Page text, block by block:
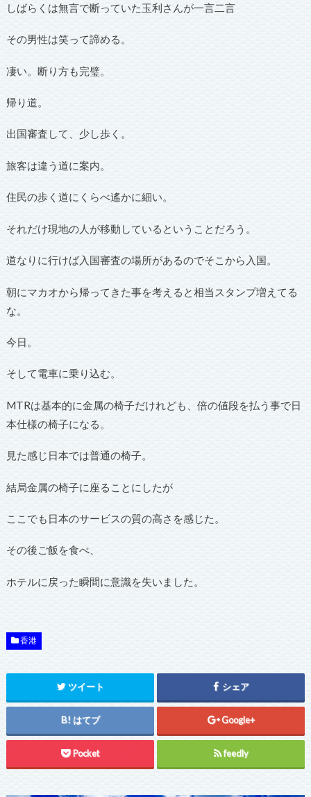
しばらくは無言で断っていた玉利さんが一言二言
その男性は笑って諦める。
凄い。断り方も完璧。
帰り道。
出国審査して、少し歩く。
旅客は違う道に案内。
住民の歩く道にくらべ遙かに細い。
それだけ現地の人が移動しているということだろう。
道なりに行けば入国審査の場所があるのでそこから入国。
朝にマカオから帰ってきた事を考えると相当スタンプ増えてる
な。
今日。
そして電車に乗り込む。
MTRは基本的に金属の椅子だけれども、倍の値段を払う事で日
本仕様の椅子になる。
見た感じ日本では普通の椅子。
結局金属の椅子に座ることにしたが
ここでも日本のサービスの質の高さを感じた。
その後ご飯を食べ、
ホテルに戻った瞬間に意識を失いました。
香港
ツイート シェア
はてブ Google+
Pocket feedly